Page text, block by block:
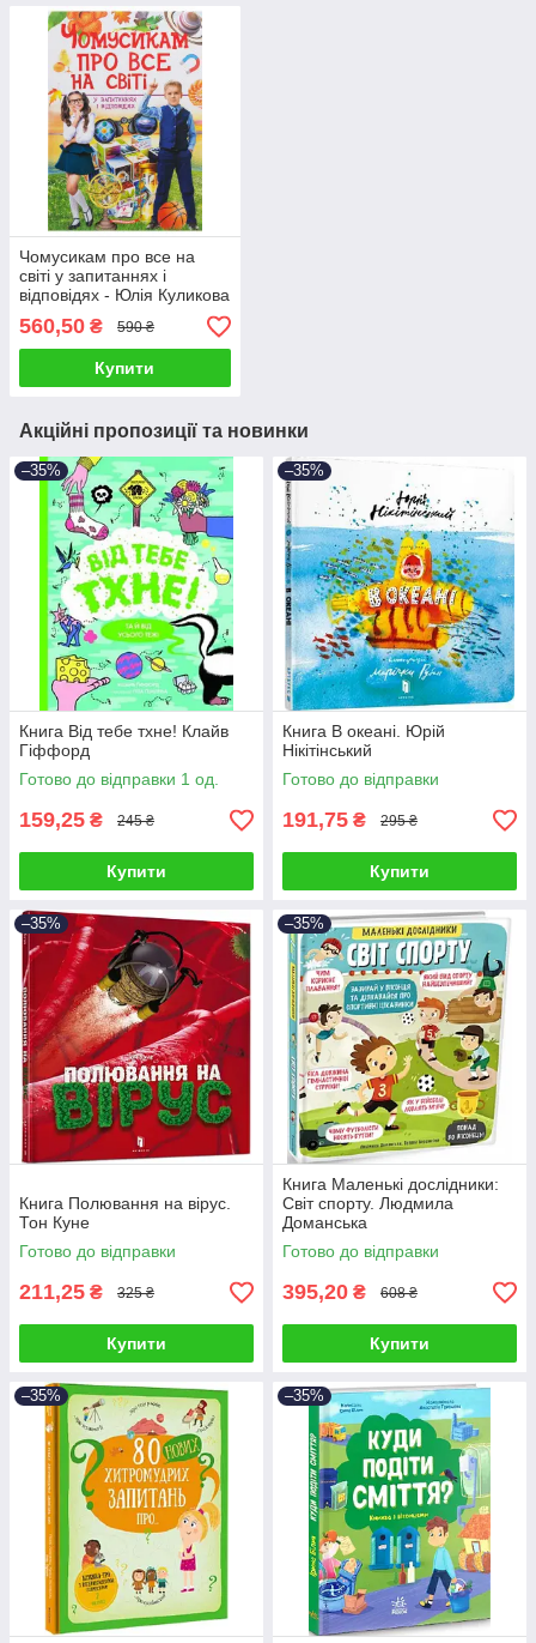
Чомусикам про все на
світі у запитаннях і
відповідях - Юлія Куликова
560,50 ₴ 590 ₴
Купити
Акційні пропозиції та новинки
–35%
Книга Від тебе тхне! Клайв
Гіффорд
Готово до відправки 1 од.
159,25 ₴ 245 ₴
Купити
–35%
Книга В океані. Юрій
Нікітінський
Готово до відправки
191,75 ₴ 295 ₴
Купити
–35%
Книга Полювання на вірус.
Тон Куне
Готово до відправки
211,25 ₴ 325 ₴
Купити
–35%
Книга Маленькі дослідники:
Світ спорту. Людмила
Доманська
Готово до відправки
395,20 ₴ 608 ₴
Купити
–35% –35%